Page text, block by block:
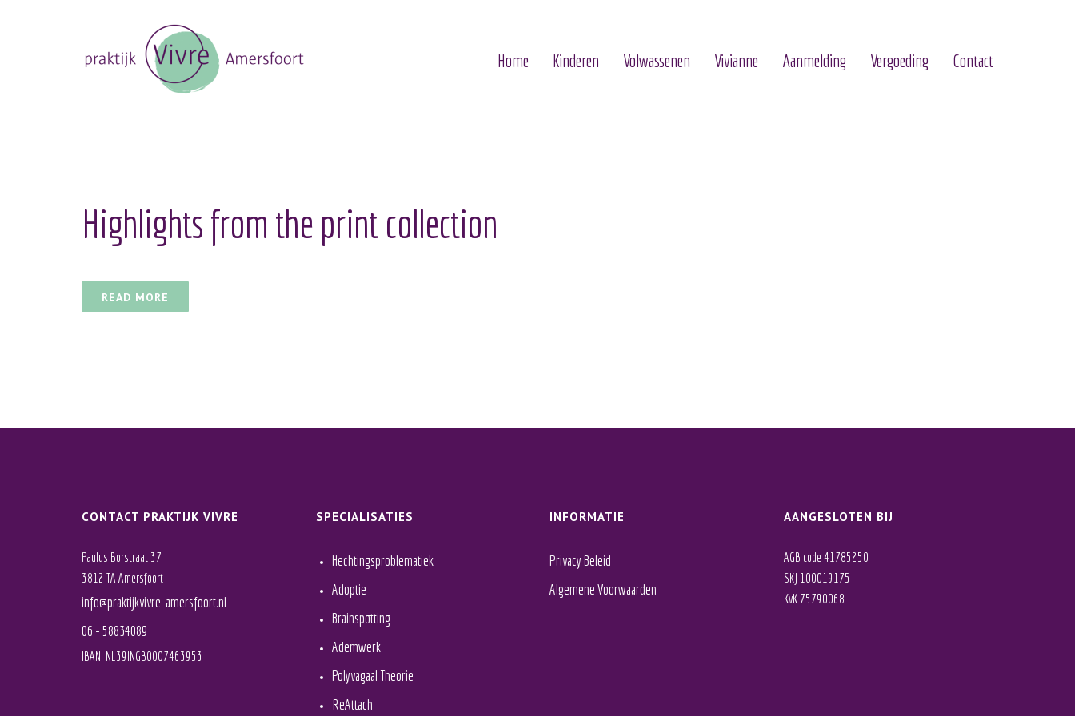
Home Kinderen Volwassenen Vivianne Aanmelding Vergoeding Contact
Highlights from the print collection
READ MORE
CONTACT PRAKTIJK VIVRE
Paulus Borstraat 37
3812 TA Amersfoort
info@praktijkvivre-amersfoort.nl
06 - 58834089
IBAN: NL39INGB0007463953
SPECIALISATIES
Hechtingsproblematiek
Adoptie
Brainspotting
Ademwerk
Polyvagaal Theorie
ReAttach
INFORMATIE
Privacy Beleid
Algemene Voorwaarden
AANGESLOTEN BIJ
AGB code 41785250
SKJ 100019175
KvK 75790068